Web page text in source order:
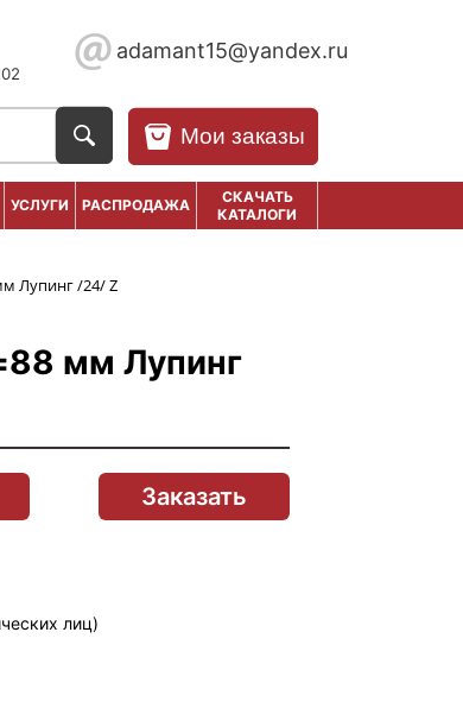
adamant15@yandex.ru
Мои заказы
УСЛУГИ РАСПРОДАЖА
СКАЧАТЬ
КАТАЛОГИ
Лупинг /24/ Z
мм Лупинг
Заказать
лиц)